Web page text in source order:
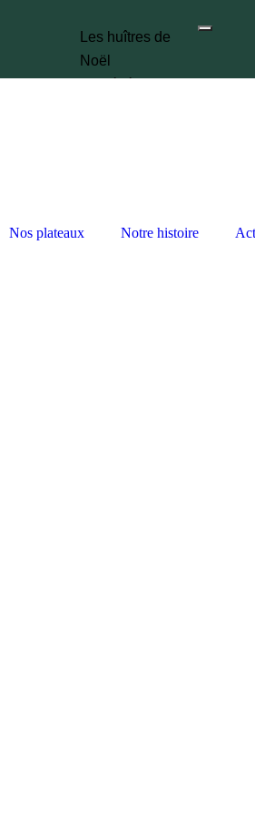
Les huîtres de
Noël
Nos plateaux Notre histoire